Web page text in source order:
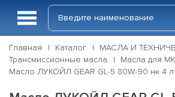
Главная Каталог
МАСЛА И
Трансмиссионные масла
Масла для
Масло ЛУКОЙЛ GEAR GL-5 80W-90 нк 4 л